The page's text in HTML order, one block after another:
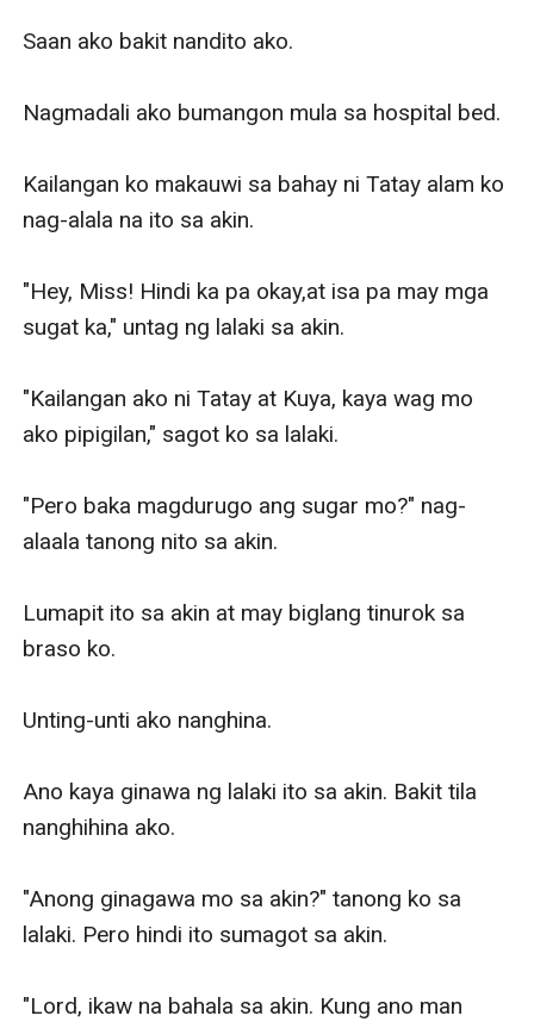
Saan ako bakit nandito ako.
Nagmadali ako bumangon mula sa hospital bed.
Kailangan ko makauwi sa bahay ni Tatay alam ko
nag-alala na ito sa akin.
"Hey, Miss! Hindi ka pa okay,at isa pa may mga
sugat ka," untag ng lalaki sa akin.
"Kailangan ako ni Tatay at Kuya, kaya wag mo
ako pipigilan," sagot ko sa lalaki.
"Pero baka magdurugo ang sugar mo?" nag-
alaala tanong nito sa akin.
Lumapit ito sa akin at may biglang tinurok sa
braso ko.
Unting-unti ako nanghina.
Ano kaya ginawa ng lalaki ito sa akin. Bakit tila
nanghihina ako.
"Anong ginagawa mo sa akin?" tanong ko sa
lalaki. Pero hindi ito sumagot sa akin.
"Lord, ikaw na bahala sa akin. Kung ano man